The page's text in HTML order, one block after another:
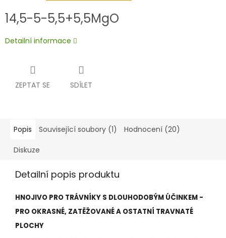
14,5-5-5,5+5,5MgO
Detailní informace
ZEPTAT SE SDÍLET
Popis Související soubory (1) Hodnocení (20)
Diskuze
Detailní popis produktu
HNOJIVO PRO TRÁVNÍKY S DLOUHODOBÝM ÚČINKEM -
PRO OKRASNÉ, ZATĚŽOVANÉ A OSTATNÍ TRAVNATÉ
PLOCHY